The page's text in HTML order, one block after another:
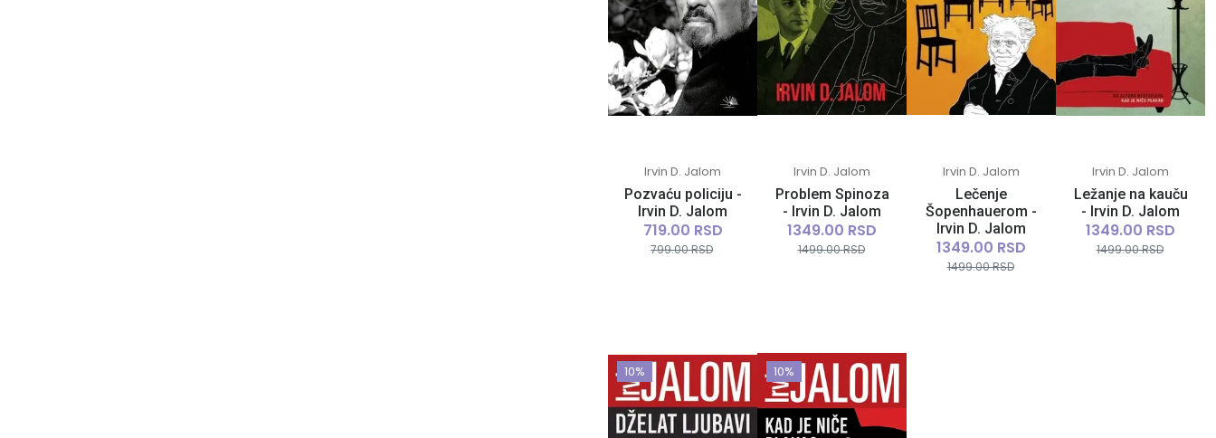
Irvin D. Jalom
Pozvaću policiju -
Irvin D. Jalom
719.00 RSD
799.00 RSD
Irvin D. Jalom
Problem Spinoza
- Irvin D. Jalom
1349.00 RSD
1499.00 RSD
Irvin D. Jalom
Lečenje
Šopenhauerom -
Irvin D. Jalom
1349.00 RSD
1499.00 RSD
Irvin D. Jalom
Ležanje na kauču
- Irvin D. Jalom
1349.00 RSD
1499.00 RSD
10% 10%